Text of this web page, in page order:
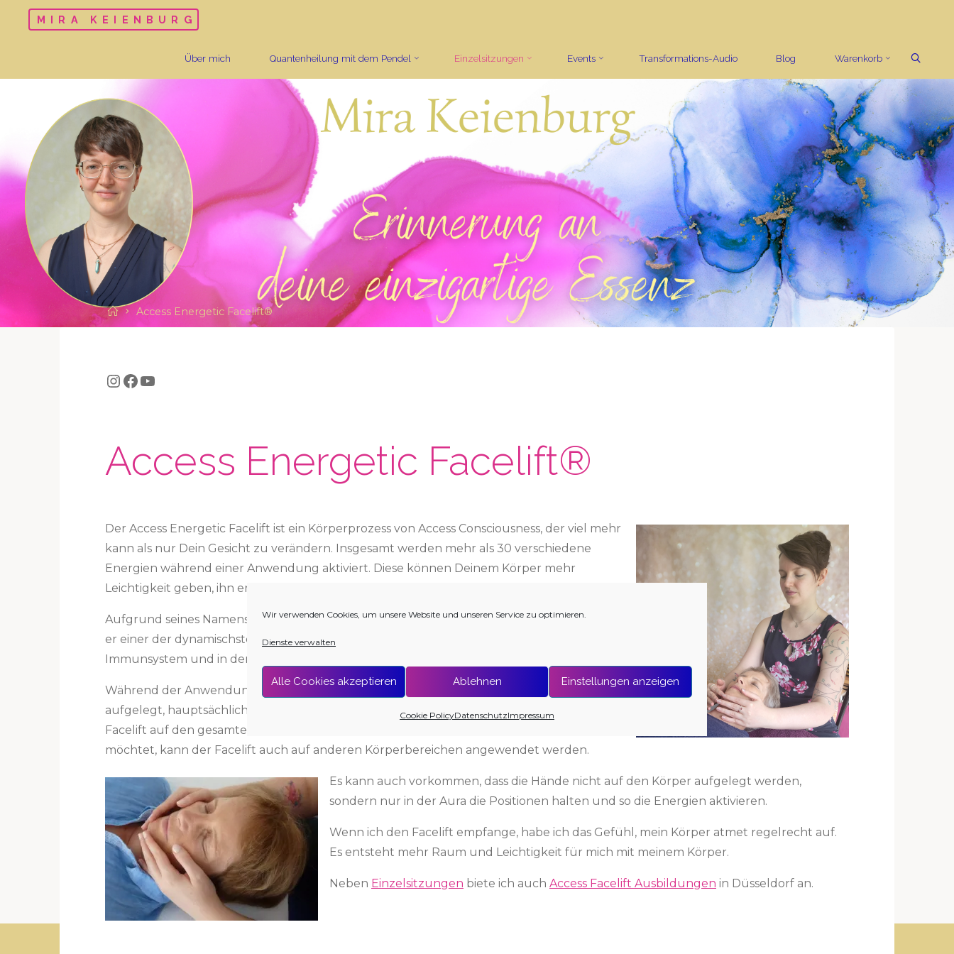
Wir verwenden Cookies, um unsere Website und unseren Service zu optimieren.
Dienste verwalten
Alle Cookies akzeptieren Ablehnen Einstellungen anzeigen
Cookie PolicyDatenschutzImpressum
MIRA KEIENBURG
Über mich Quantenheilung mit dem Pendel Einzelsitzungen Events Transformations-Audio Blog Warenkorb
Access Energetic Facelift®
Access Energetic Facelift®
Der Access Energetic Facelift ist ein Körperprozess von Access Consciousness, der viel mehr
kann als nur Dein Gesicht zu verändern. Insgesamt werden mehr als 30 verschiedene
Energien während einer Anwendung aktiviert. Diese können Deinem Körper mehr
Leichtigkeit geben, ihn energetisieren, verjüngen und regenerieren.
Aufgrund seines Namens ist es leicht, ihn in seiner Wirksamkeit zu unterschätzen, dabei ist
er einer der dynamischsten Körperprozesse und wirkt unter anderem mit im
Immunsystem und in den Zellen Deines Körpers.
Während der Anwendung werden die Hände in verschiedenen Positionen auf den Körper
aufgelegt, hauptsächlich im Gesicht und am Kopf. Gleichzeitig wirkt der Access Energetic
Facelift auf den gesamten Körper. Je nachdem, was Du und Dein Körper verändern
möchtet, kann der Facelift auch auf anderen Körperbereichen angewendet werden.
Es kann auch vorkommen, dass die Hände nicht auf den Körper aufgelegt werden,
sondern nur in der Aura die Positionen halten und so die Energien aktivieren.
Wenn ich den Facelift empfange, habe ich das Gefühl, mein Körper atmet regelrecht auf.
Es entsteht mehr Raum und Leichtigkeit für mich mit meinem Körper.
Neben Einzelsitzungen biete ich auch Access Facelift Ausbildungen in Düsseldorf an.